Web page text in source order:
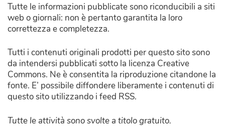
Tutte le informazioni pubblicate sono riconducibili a siti
web o giornali: non è pertanto garantita la loro
correttezza e completezza.
Tutti i contenuti originali prodotti per questo sito sono
da intendersi pubblicati sotto la licenza Creative
Commons. Ne è consentita la riproduzione citandone la
fonte. E’ possibile diffondere liberamente i contenuti di
questo sito utilizzando i feed RSS.
Tutte le attività sono svolte a titolo gratuito.